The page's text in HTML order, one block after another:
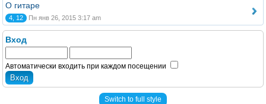
О гитаре
4, 12 Пн янв 26, 2015 3:17 am
Вход
Автоматически входить при каждом посещении
Switch to full style